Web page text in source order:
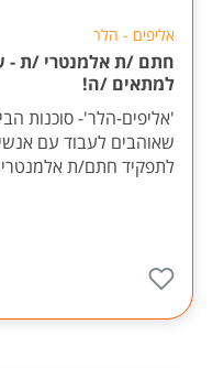
אליפים - הלר
חתם /ת אלמנטרי /ת -
למתאים /ה!
'אליפים-הלר'- סוכנות
שאוהבים לעבוד עם
לתפקיד חתם/ת